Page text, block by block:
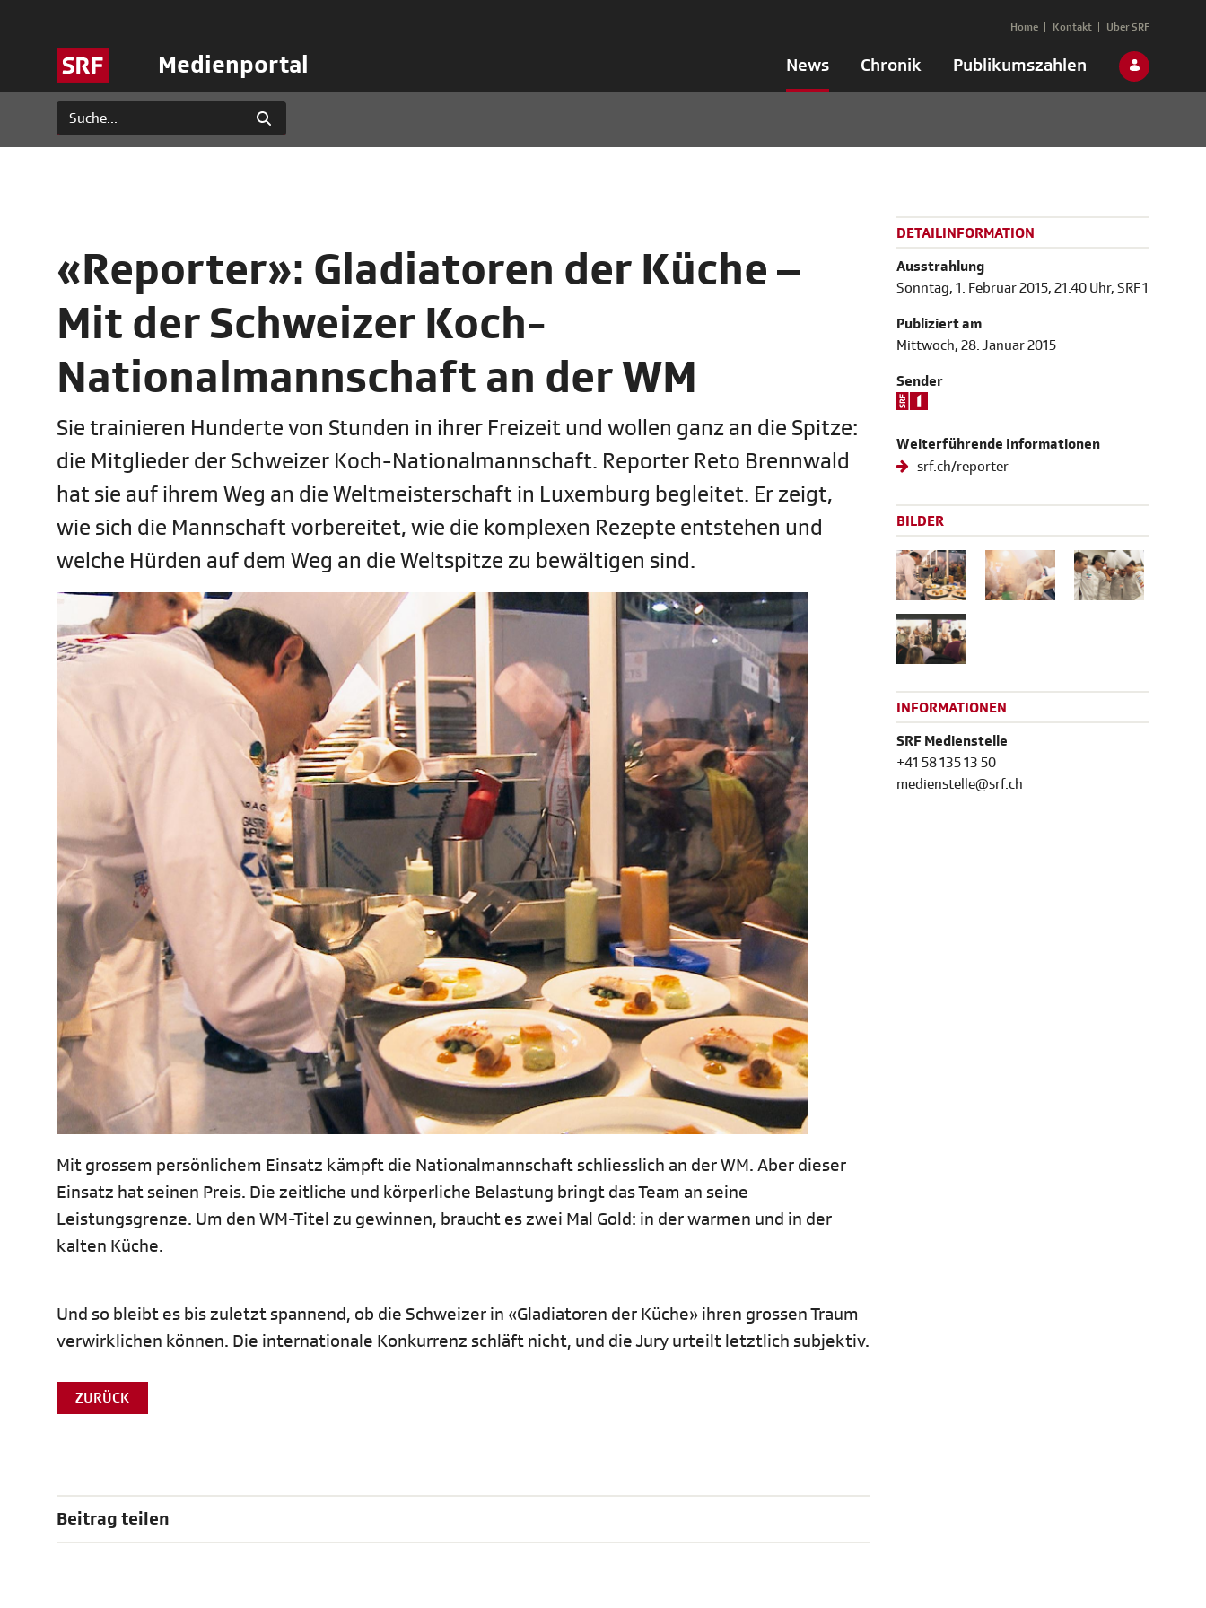
Medienportal News Chronik Publikumszahlen
Home Kontakt Über SRF
«Reporter»: Gladiatoren der Küche –
Mit der Schweizer Koch-
Nationalmannschaft an der WM
Sie trainieren Hunderte von Stunden in ihrer Freizeit und wollen ganz an die Spitze:
die Mitglieder der Schweizer Koch-Nationalmannschaft. Reporter Reto Brennwald
hat sie auf ihrem Weg an die Weltmeisterschaft in Luxemburg begleitet. Er zeigt,
wie sich die Mannschaft vorbereitet, wie die komplexen Rezepte entstehen und
welche Hürden auf dem Weg an die Weltspitze zu bewältigen sind.
Mit grossem persönlichem Einsatz kämpft die Nationalmannschaft schliesslich an der WM. Aber dieser
Einsatz hat seinen Preis. Die zeitliche und körperliche Belastung bringt das Team an seine
Leistungsgrenze. Um den WM-Titel zu gewinnen, braucht es zwei Mal Gold: in der warmen und in der
kalten Küche.
Und so bleibt es bis zuletzt spannend, ob die Schweizer in «Gladiatoren der Küche» ihren grossen Traum
verwirklichen können. Die internationale Konkurrenz schläft nicht, und die Jury urteilt letztlich subjektiv.
ZURÜCK
Beitrag teilen
DETAILINFORMATION
Ausstrahlung
Sonntag, 1. Februar 2015, 21.40 Uhr, SRF 1
Publiziert am
Mittwoch, 28. Januar 2015
Sender
Weiterführende Informationen
srf.ch/reporter
BILDER
INFORMATIONEN
SRF Medienstelle
+41 58 135 13 50
medienstelle@srf.ch